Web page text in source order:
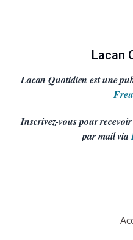
Lacan
Lacan Quotidien est une
Inscrivez-vous pour
par mail via